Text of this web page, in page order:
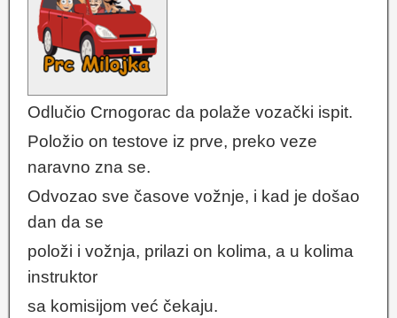
Odlučio Crnogorac da polaže vozački ispit.
Položio on testove iz prve, preko veze
naravno zna se.
Odvozao sve časove vožnje, i kad je došao
dan da se
položi i vožnja, prilazi on kolima, a u kolima
instruktor
sa komisijom već čekaju.